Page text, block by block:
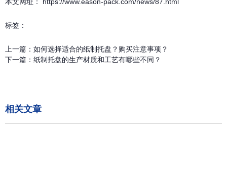
标签：
上一篇： 如何选择适合的纸制托盘？购买注意事项？
下一篇： 纸制托盘的生产材质和工艺有哪些不同？
相关文章